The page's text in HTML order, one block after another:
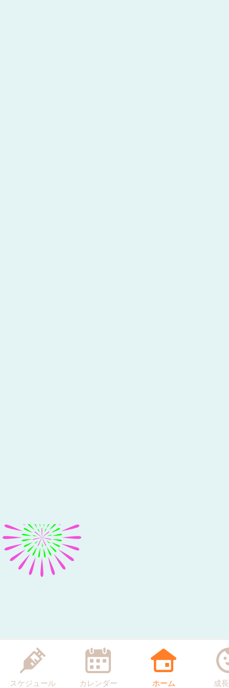
スケジュール カレンダー ホーム 成